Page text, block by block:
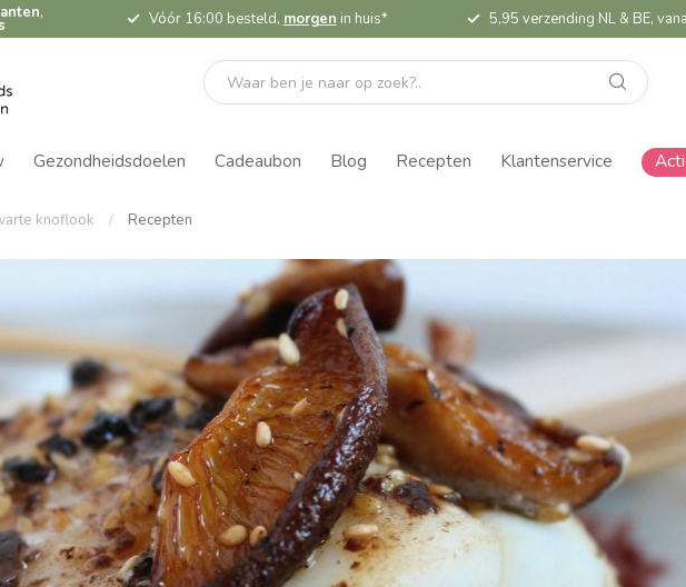
, Vóór 16:00 besteld, morgen in huis* 5,95 verzending NL & BE,
Gezondheidsdoelen Cadeaubon Blog Recepten Klantenservice
knoflook / Recepten